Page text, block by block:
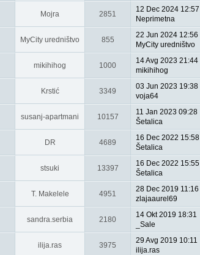
Mojra 2851
12 Dec 2024 12:57
Neprimetna
MyCity uredništvo 855
22 Jun 2024 12:56
MyCity uredništvo
mikihihog 1000
14 Avg 2023 21:44
mikihihog
Krstić 3349
03 Jun 2023 19:38
voja64
susanj-apartmani 10157
11 Jan 2023 09:28
Šetalica
DR 4689
16 Dec 2022 15:58
Šetalica
stsuki 13397
16 Dec 2022 15:55
Šetalica
T. Makelele 4951
28 Dec 2019 11:16
zlajaaurel69
sandra.serbia 2180
14 Okt 2019 18:31
_Sale
ilija.ras 3975
29 Avg 2019 10:11
ilija.ras